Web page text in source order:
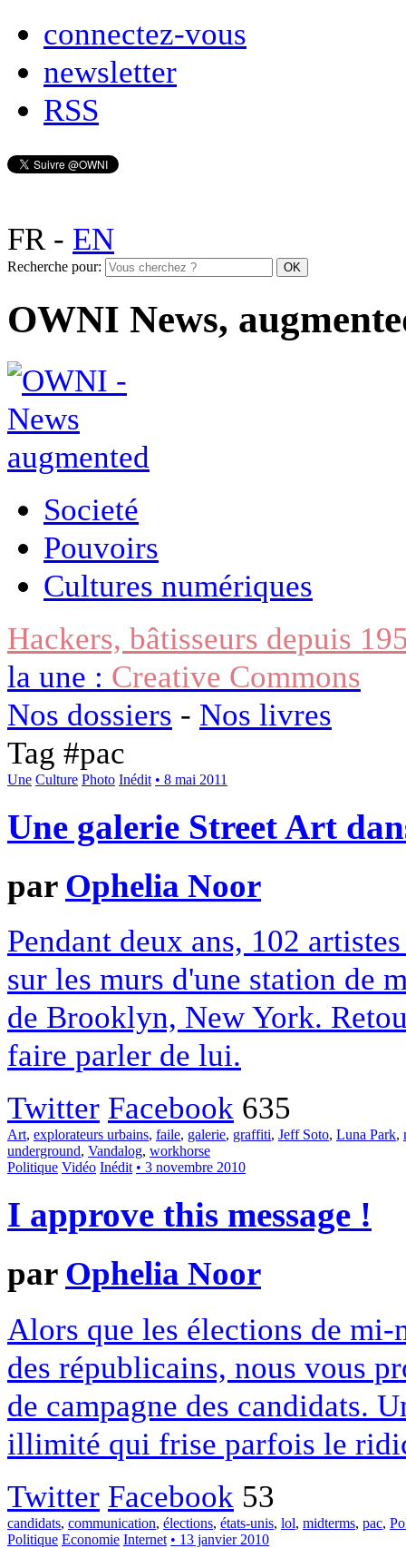
connectez-vous
newsletter
RSS
FR- EN
Recherche pour:
OWNI News,
Societé
Pouvoirs
Cultures numériques
Hackers, bâtisseurs depuis
la une : Creative Commons
Nos dossiers - Nos livres
Tag #pac
Une Culture Photo Inédit • 8 mai 2011
Une galerie Street Art
par Ophelia Noor
Pendant deux ans, 102
sur les murs d'une station de
de Brooklyn, New York.
faire parler de lui.
Twitter Facebook 635
Art, explorateurs urbains, faile, galerie, graffiti, Jeff Soto, Luna Park,
underground, Vandalog, workhorse
Politique Vidéo Inédit • 3 novembre 2010
I approve this message !
par Ophelia Noor
Alors que les élections de
des républicains, nous vous
de campagne des candidats.
illimité qui frise parfois le
Twitter Facebook 53
candidats, communication, élections, états-unis, lol, midterms, pac,
Politique Economie Internet • 13 janvier 2010